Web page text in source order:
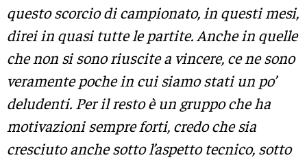
questo scorcio di campionato, in questi mesi,
direi in quasi tutte le partite. Anche in quelle
che non si sono riuscite a vincere, ce ne sono
veramente poche in cui siamo stati un po’
deludenti. Per il resto è un gruppo che ha
motivazioni sempre forti, credo che sia
cresciuto anche sotto l’aspetto tecnico, sotto